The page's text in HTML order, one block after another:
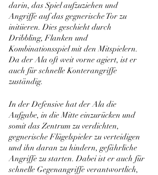
darin, das Spiel aufzuziehen und
Angriffe auf das gegnerische Tor zu
initiieren. Dies geschieht durch
Dribbling, Flanken und
Kombinationsspiel mit den Mitspielern.
Da der Ala oft weit vorne agiert, ist er
auch für schnelle Konterangriffe
zuständig.
In der Defensive hat der Ala die
Aufgabe, in die Mitte einzurücken und
somit das Zentrum zu verdichten,
gegnerische Flügelspieler zu verteidigen
und ihn daran zu hindern, gefährliche
Angriffe zu starten. Dabei ist er auch für
schnelle Gegenangriffe verantwortlich,